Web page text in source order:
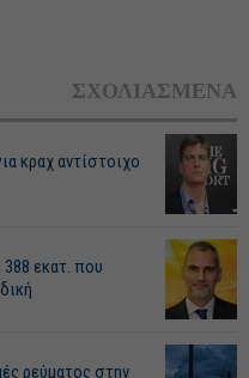
ΣΧΟΛΙΑΣΜΕΝΑ
κραχ αντίστοιχο
εκατ. που
ρεύματος στην